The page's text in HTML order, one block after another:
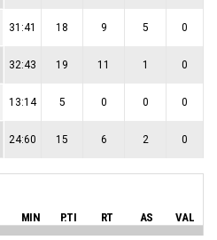
31:41 18 9 5 0
32:43 19 11 1 0
13:14 5 0 0 0
24:60 15 6 2 0
MIN P.TI RT AS VAL